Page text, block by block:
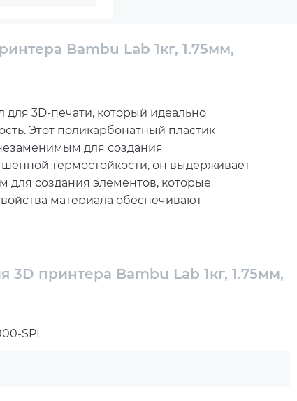
Bambu Lab 1кг, 1.75мм,
3D-печати, который идеально
Этот поликарбонатный пластик
для создания
термостойкости, он выдерживает
для создания элементов, которые
материала обеспечивают
корпусов и креплений для
возможности использования.
не беспокоясь о частой замене
и надежный, этот пластик
горизонты для инженеров, дизайнеров
позволяет воплощать в жизнь самые
3D принтера Bambu Lab 1кг, 1.75мм,
SPL